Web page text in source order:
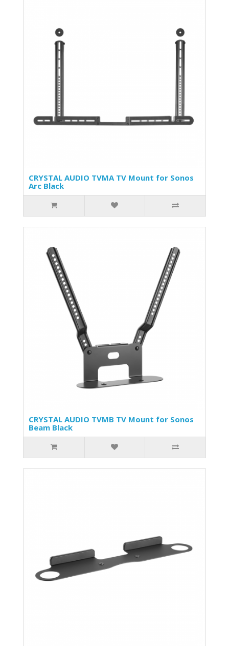
CRYSTAL AUDIO TVMA TV Mount for Sonos
Arc Black
CRYSTAL AUDIO TVMB TV Mount for Sonos
Beam Black